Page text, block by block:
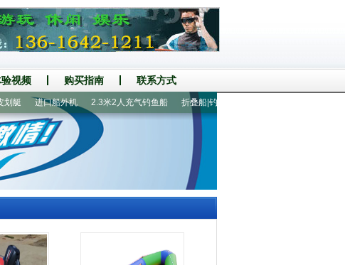
视频 购买指南 联系方式
进口船外机 2.3米2人充气钓鱼船 折叠船|钓鱼船